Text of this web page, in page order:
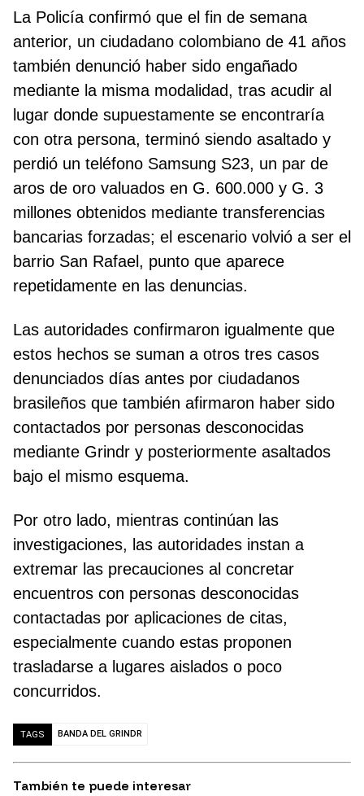
La Policía confirmó que el fin de semana
anterior, un ciudadano colombiano de 41 años
también denunció haber sido engañado
mediante la misma modalidad, tras acudir al
lugar donde supuestamente se encontraría
con otra persona, terminó siendo asaltado y
perdió un teléfono Samsung S23, un par de
aros de oro valuados en G. 600.000 y G. 3
millones obtenidos mediante transferencias
bancarias forzadas; el escenario volvió a ser el
barrio San Rafael, punto que aparece
repetidamente en las denuncias.
Las autoridades confirmaron igualmente que
estos hechos se suman a otros tres casos
denunciados días antes por ciudadanos
brasileños que también afirmaron haber sido
contactados por personas desconocidas
mediante Grindr y posteriormente asaltados
bajo el mismo esquema.
Por otro lado, mientras continúan las
investigaciones, las autoridades instan a
extremar las precauciones al concretar
encuentros con personas desconocidas
contactadas por aplicaciones de citas,
especialmente cuando estas proponen
trasladarse a lugares aislados o poco
concurridos.
TAGS BANDA DEL GRINDR
También te puede interesar